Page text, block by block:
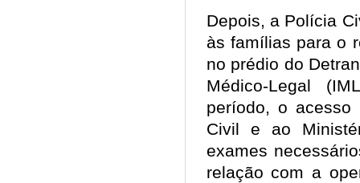
Depois, a Polícia
às famílias para o
no prédio do
Médico-Legal
período, o
Civil e ao
exames
relação com a